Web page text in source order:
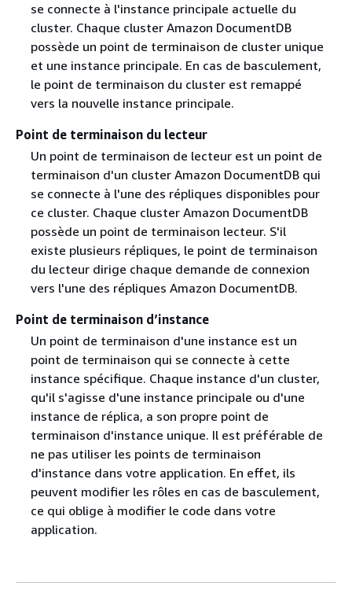
se connecte à l'instance principale actuelle du
cluster. Chaque cluster Amazon DocumentDB
possède un point de terminaison de cluster unique
et une instance principale. En cas de basculement,
le point de terminaison du cluster est remappé
vers la nouvelle instance principale.
Point de terminaison du lecteur
Un point de terminaison de lecteur est un point de
terminaison d'un cluster Amazon DocumentDB qui
se connecte à l'une des répliques disponibles pour
ce cluster. Chaque cluster Amazon DocumentDB
possède un point de terminaison lecteur. S'il
existe plusieurs répliques, le point de terminaison
du lecteur dirige chaque demande de connexion
vers l'une des répliques Amazon DocumentDB.
Point de terminaison d’instance
Un point de terminaison d'une instance est un
point de terminaison qui se connecte à cette
instance spécifique. Chaque instance d'un cluster,
qu'il s'agisse d'une instance principale ou d'une
instance de réplica, a son propre point de
terminaison d'instance unique. Il est préférable de
ne pas utiliser les points de terminaison
d'instance dans votre application. En effet, ils
peuvent modifier les rôles en cas de basculement,
ce qui oblige à modifier le code dans votre
application.